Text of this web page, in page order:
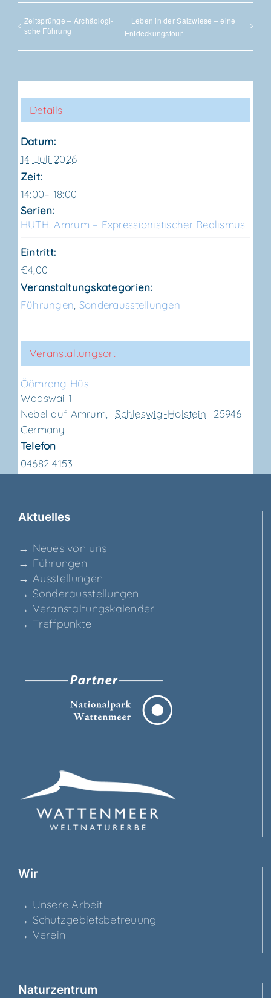
Zeit­sprün­ge – Archäo­lo­gi­
sche Führung
Leben in der Salz­wie­se – eine
Entdeckungstour
Details
Datum:
14 Juli 2026
Zeit:
14:00– 18:00
Serien:
HUTH. Amrum – Expres­sio­nis­ti­scher Realismus
Eintritt:
€4,00
Veranstaltungskategorien:
Führungen Sonderausstellungen
Veranstaltungsort
Ööm­rang Hüs
Waaswai 1
Nebel auf Amrum
Schleswig-Holstein
25946
Germany
Telefon
04682 4153
Aktu­el­les
→ Neu­es von uns
→ Füh­run­gen
→ Aus­stel­lun­gen
→ Son­der­aus­stel­lun­gen
→ Ver­an­stal­tungs­ka­len­der
→ Treff­punk­te
Wir
→ Unse­re Arbeit
→ Schutz­ge­biets­be­treu­ung
→ Ver­ein
Natur­zen­trum